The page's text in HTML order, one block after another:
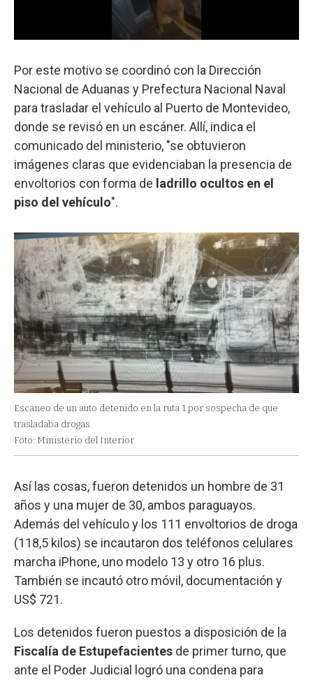
Por este motivo se coordinó con la Dirección
Nacional de Aduanas y Prefectura Nacional Naval
para trasladar el vehículo al Puerto de Montevideo,
donde se revisó en un escáner. Allí, indica el
comunicado del ministerio, "se obtuvieron
imágenes claras que evidenciaban la presencia de
envoltorios con forma de ladrillo ocultos en el
piso del vehículo".
Escaneo de un auto detenido en la ruta 1 por sospecha de que
trasladaba drogas.
Foto: Ministerio del Interior
Así las cosas, fueron detenidos un hombre de 31
años y una mujer de 30, ambos paraguayos.
Además del vehículo y los 111 envoltorios de droga
(118,5 kilos) se incautaron dos teléfonos celulares
marcha iPhone, uno modelo 13 y otro 16 plus.
También se incautó otro móvil, documentación y
US$ 721.
Los detenidos fueron puestos a disposición de la
Fiscalía de Estupefacientes de primer turno, que
ante el Poder Judicial logró una condena para